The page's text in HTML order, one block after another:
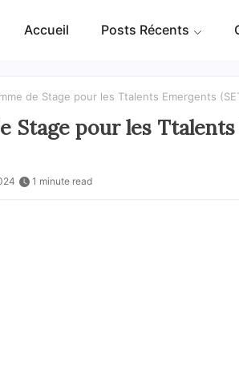
Accueil Posts Récents
de Stage pour les Ttalents Emergents
Stage pour les Ttalents
1 minute read